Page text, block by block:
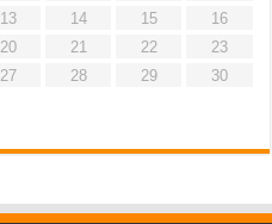
13 14 15
16
20 21 22
23
27 28 29
30